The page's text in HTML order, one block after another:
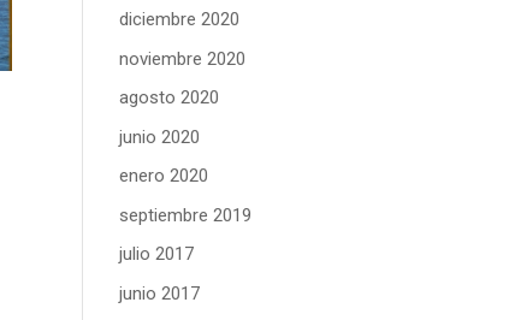
diciembre 2020
noviembre 2020
agosto 2020
junio 2020
enero 2020
septiembre 2019
julio 2017
junio 2017